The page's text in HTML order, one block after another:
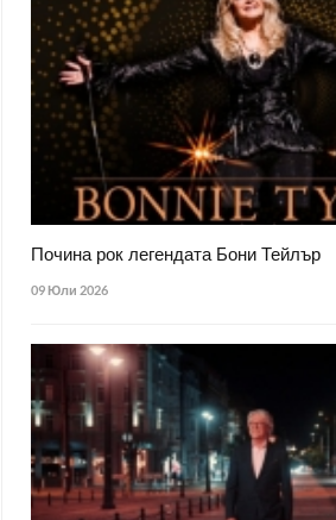
Почина рок легендата Бони Тейлър
09 Юли 2026